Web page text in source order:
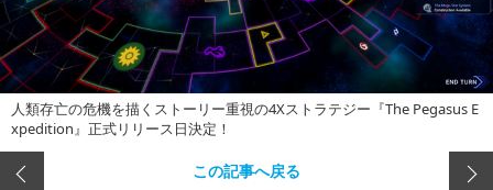
人類存亡の危機を描くストーリー重視の4Xストラテジー『The Pegasus E
xpedition』正式リリース日決定！
この記事へ戻る